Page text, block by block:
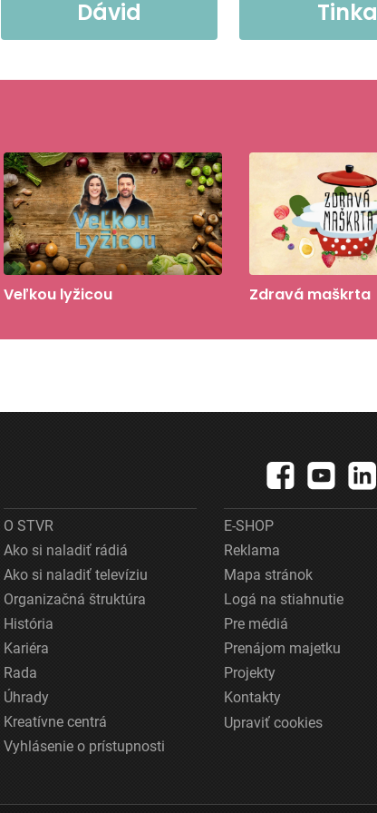
Dávid Tinka
Veľkou lyžicou Zdravá maškrta
O STVR
Ako si naladiť rádiá
Ako si naladiť televíziu
Organizačná štruktúra
História
Kariéra
Rada
Úhrady
Kreatívne centrá
Vyhlásenie o prístupnosti
E-SHOP
Reklama
Mapa stránok
Logá na stiahnutie
Pre médiá
Prenájom majetku
Projekty
Kontakty
Upraviť cookies